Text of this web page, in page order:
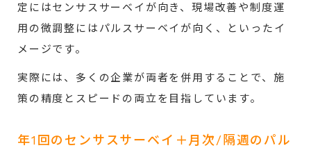
定にはセンサスサーベイが向き、現場改善や制度運
用の微調整にはパルスサーベイが向く、といったイ
メージです。
実際には、多くの企業が両者を併用することで、施
策の精度とスピードの両立を目指しています。
年1回のセンサスサーベイ＋月次/隔週のパル